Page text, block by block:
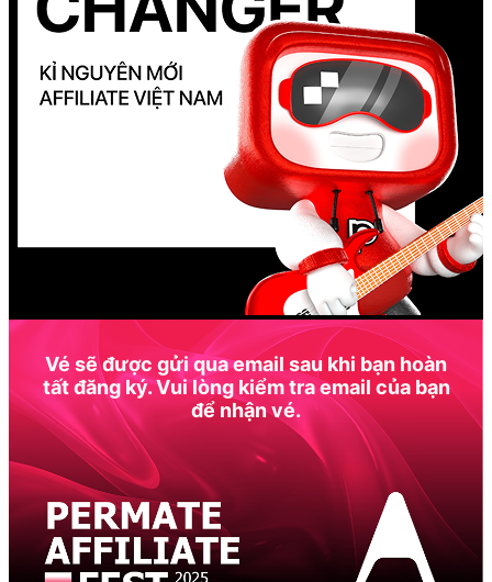
Vé sẽ được gửi qua email sau khi bạn hoàn
tất đăng ký. Vui lòng kiểm tra email của bạn
để nhận vé.